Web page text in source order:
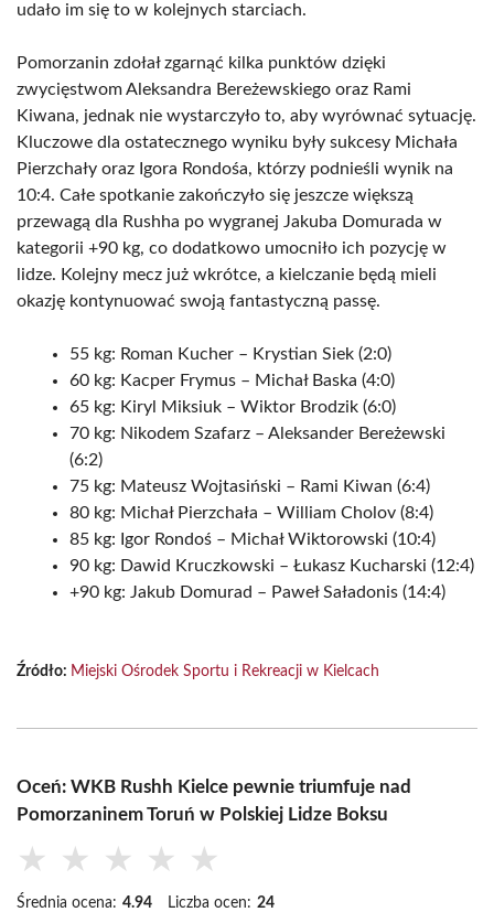
udało im się to w kolejnych starciach.
Pomorzanin zdołał zgarnąć kilka punktów dzięki
zwycięstwom Aleksandra Bereżewskiego oraz Rami
Kiwana, jednak nie wystarczyło to, aby wyrównać sytuację.
Kluczowe dla ostatecznego wyniku były sukcesy Michała
Pierzchały oraz Igora Rondośa, którzy podnieśli wynik na
10:4. Całe spotkanie zakończyło się jeszcze większą
przewagą dla Rushha po wygranej Jakuba Domurada w
kategorii +90 kg, co dodatkowo umocniło ich pozycję w
lidze. Kolejny mecz już wkrótce, a kielczanie będą mieli
okazję kontynuować swoją fantastyczną passę.
55 kg: Roman Kucher – Krystian Siek (2:0)
60 kg: Kacper Frymus – Michał Baska (4:0)
65 kg: Kiryl Miksiuk – Wiktor Brodzik (6:0)
70 kg: Nikodem Szafarz – Aleksander Bereżewski
(6:2)
75 kg: Mateusz Wojtasiński – Rami Kiwan (6:4)
80 kg: Michał Pierzchała – William Cholov (8:4)
85 kg: Igor Rondoś – Michał Wiktorowski (10:4)
90 kg: Dawid Kruczkowski – Łukasz Kucharski (12:4)
+90 kg: Jakub Domurad – Paweł Saładonis (14:4)
Źródło: Miejski Ośrodek Sportu i Rekreacji w Kielcach
Oceń: WKB Rushh Kielce pewnie triumfuje nad
Pomorzaninem Toruń w Polskiej Lidze Boksu
★ ★ ★ ★ ★
Średnia ocena: 4.94 Liczba ocen: 24